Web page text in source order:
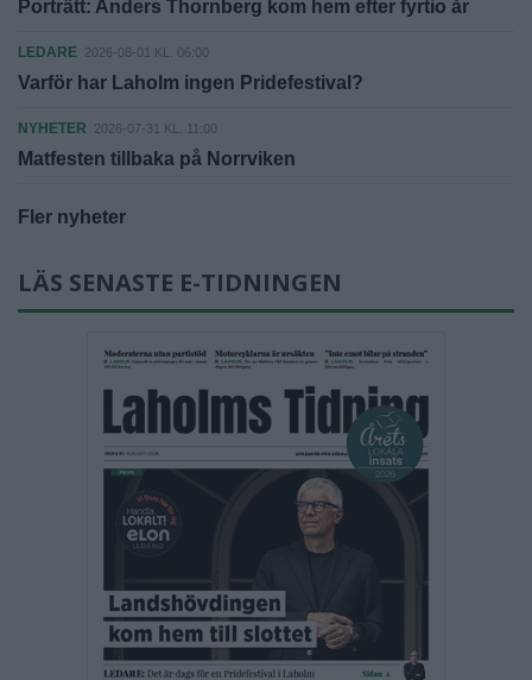
Porträtt: Anders Thornberg kom hem efter fyrtio år
LEDARE 2026-08-01 KL. 06:00
Varför har Laholm ingen Pridefestival?
NYHETER 2026-07-31 KL. 11:00
Matfesten tillbaka på Norrviken
Fler nyheter
LÄS SENASTE E-TIDNINGEN